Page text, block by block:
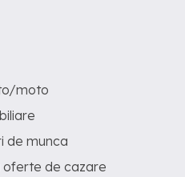
moto
de munca
oferte de cazare